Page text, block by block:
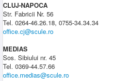
CLUJ-NAPOCA
Str. Fabricii Nr. 56
Tel. 0264-46.26.18, 0755-34.34.34
office.cj@scule.ro
MEDIAS
Sos. Sibiului nr. 45
Tel. 0369-44.57.66
office.medias@scule.ro